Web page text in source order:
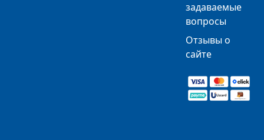
задаваемые
вопросы
Отзывы о
сайте